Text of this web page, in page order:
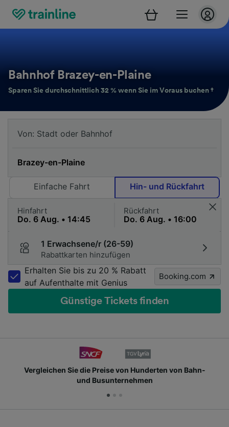
Bahnhof Brazey-en-Plaine
Sparen Sie durchschnittlich 32 % wenn Sie im Voraus buchen †
Einfache Fahrt Hin- und Rückfahrt
Hinfahrt Rückfahrt
1 Erwachsene/r (26-59)
Rabattkarten hinzufügen
Erhalten Sie bis zu 20 % Rabatt
auf Aufenthalte mit Genius
Booking.com
Günstige Tickets finden
Vergleichen Sie die Preise von Hunderten von Bahn-
und Busunternehmen